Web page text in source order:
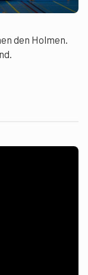
den Holmen.